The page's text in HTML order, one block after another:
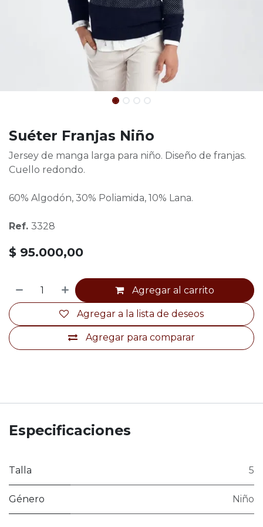
Suéter Franjas Niño
Jersey de manga larga para niño. Diseño de franjas.
Cuello redondo.
60% Algodón, 30% Poliamida, 10% Lana.
Ref. 3328
$ 95.000,00
Agregar al carrito
Agregar para comparar
Agregar a la lista de deseos
Especificaciones
Talla 5
Género Niño